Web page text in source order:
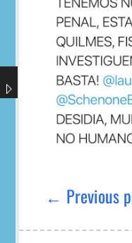
entradas
← Previous